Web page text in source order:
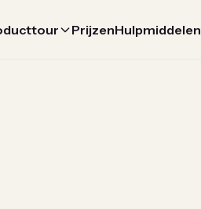
PrijzenHulpmiddelen